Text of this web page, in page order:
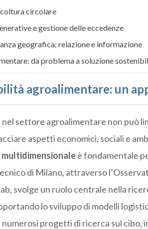
circolare
e gestione delle eccedenze
geografica: relazione e informazione
da problema a soluzione
agroalimentare: un
settore agroalimentare non può
aspetti economici, sociali e
multidimensionaleè fondamentale
di Milano, attraverso
svolge un ruolo centrale nella
lo sviluppo di modelli
progetti di ricerca sul cibo,